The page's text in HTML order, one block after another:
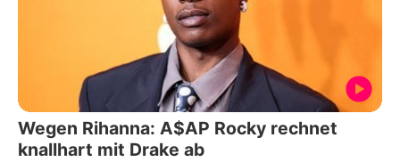
Wegen Rihanna: A$AP Rocky rechnet
knallhart mit Drake ab